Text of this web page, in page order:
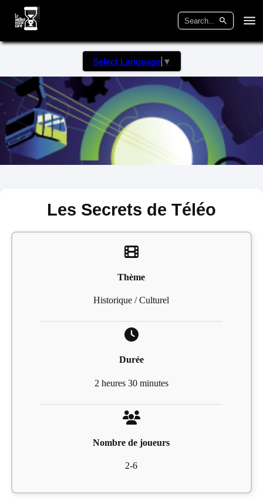
Select Language ▼
Les Secrets de Téléo
Thème
Historique / Culturel
Durée
2 heures 30 minutes
Nombre de joueurs
2-6